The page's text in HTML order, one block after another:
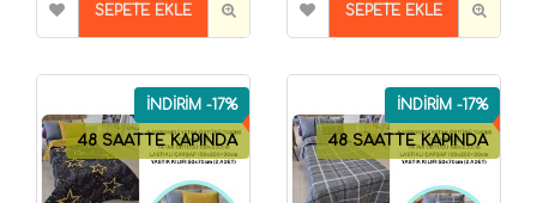
48 SAATTE KAPINDA
İNDİRİM -17%
48 SAATTE KAPINDA
İNDİRİM -17%